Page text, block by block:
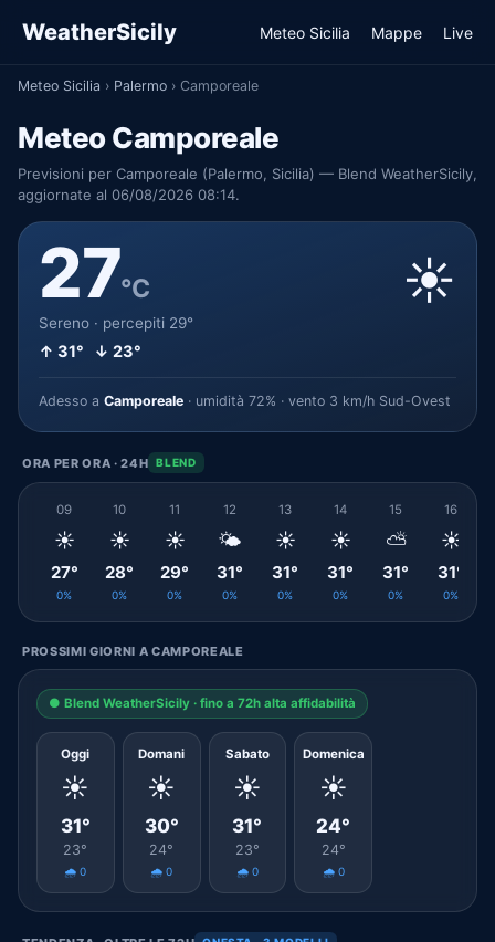
WeatherSicily Meteo Sicilia Mappe Live
Meteo Sicilia › Palermo › Camporeale
Meteo Camporeale
Previsioni per Camporeale (Palermo, Sicilia) — Blend WeatherSicily,
aggiornate al 06/08/2026 08:14.
27°C
Sereno · percepiti 29°
↑ 31° ↓ 23°
☀️
Adesso a Camporeale · umidità 72% · vento 3 km/h Sud-Ovest
ORA PER ORA · 24H BLEND
09
☀️
27°
0%
10
☀️
28°
0%
11
☀️
29°
0%
12
🌤️
31°
0%
13
☀️
31°
0%
14
☀️
31°
0%
15
⛅
31°
0%
16
☀️
31°
0%
PROSSIMI GIORNI A CAMPOREALE
● Blend WeatherSicily · fino a 72h alta affidabilità
Oggi
☀️
31°
23°
🌧️ 0
Domani
☀️
30°
24°
🌧️ 0
Sabato
☀️
31°
23°
🌧️ 0
Domenica
☀️
24°
24°
🌧️ 0